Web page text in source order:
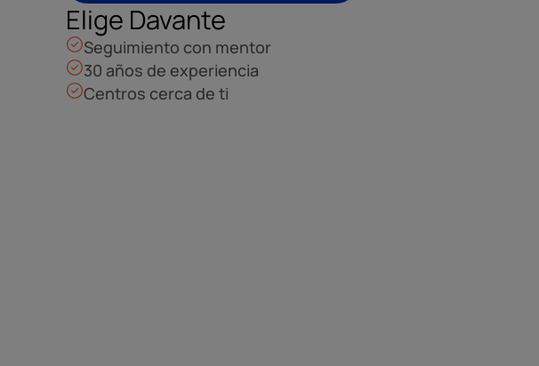
Elige Davante
Seguimiento con mentor
30 años de experiencia
Centros cerca de ti